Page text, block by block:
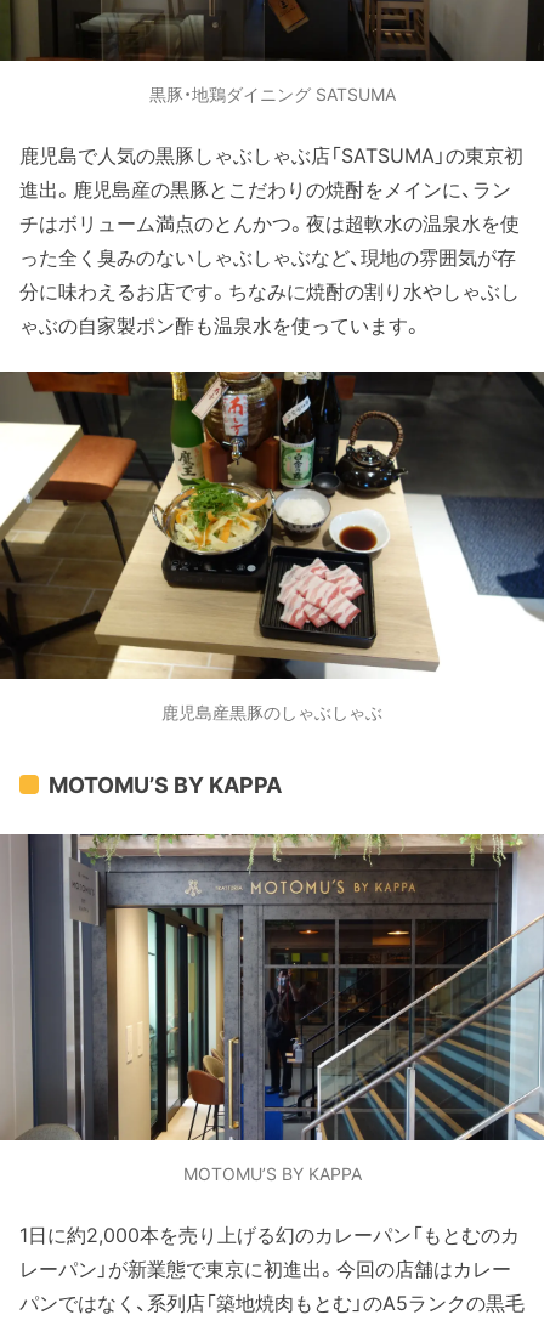
黒豚・地鶏ダイニング SATSUMA
鹿児島で人気の黒豚しゃぶしゃぶ店「SATSUMA」の東京初
進出。鹿児島産の黒豚とこだわりの焼酎をメインに、ラン
チはボリューム満点のとんかつ。夜は超軟水の温泉水を使
った全く臭みのないしゃぶしゃぶなど、現地の雰囲気が存
分に味わえるお店です。ちなみに焼酎の割り水やしゃぶし
ゃぶの自家製ポン酢も温泉水を使っています。
鹿児島産黒豚のしゃぶしゃぶ
MOTOMU’S BY KAPPA
MOTOMU’S BY KAPPA
1日に約2,000本を売り上げる幻のカレーパン「もとむのカ
レーパン」が新業態で東京に初進出。今回の店舗はカレー
パンではなく、系列店「築地焼肉もとむ」のA5ランクの黒毛